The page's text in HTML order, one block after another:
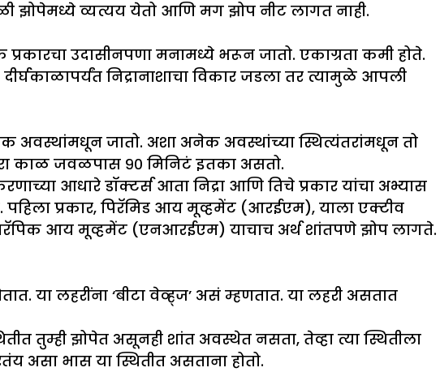
झोपेमध्ये व्यत्यय येतो आणि मग झोप नीट लागत नाही.
उदासीनपणा मनामध्ये भरून जातो. एकाग्रता कमी होते.
निद्रानाशाचा विकार जडला तर त्यामुळे आपली
अवस्थांमधून जातो. अशा अनेक अवस्थांच्या स्थित्यंतरांमधून तो
काळ जवळपास ९० मिनिटं इतका असतो.
आधारे डॉक्टर्स आता निद्रा आणि तिचे प्रकार यांचा अभ्यास
पहिला प्रकार, पिरॅमिड आय मूव्हमेंट (आरईएम), याला एक्टीव
आय मूव्हमेंट (एनआरईएम) याचाच अर्थ शांतपणे झोप लागते.
या लहरींना ‘बीटा वेव्ह्ज’ असं म्हणतात. या लहरी असतात
तुम्ही झोपेत असूनही शांत अवस्थेत नसता, तेव्हा त्या स्थितीला
असा भास या स्थितीत असताना होतो.